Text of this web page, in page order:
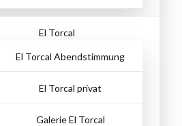
El Torcal
El Torcal Abendstimmung
El Torcal privat
Galerie El Torcal